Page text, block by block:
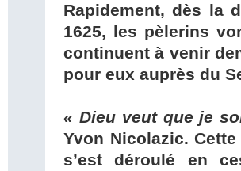
Rapidement, dès la
1625, les pèlerins
continuent à venir
pour eux auprès du
« Dieu veut que je
Yvon Nicolazic.
s’est déroulé en